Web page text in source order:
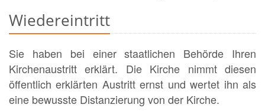
Wiedereintritt
Sie haben bei einer staatlichen Behörde Ihren
Kirchenaustritt erklärt. Die Kirche nimmt diesen
öffentlich erklärten Austritt ernst und wertet ihn als
eine bewusste Distanzierung von der Kirche.